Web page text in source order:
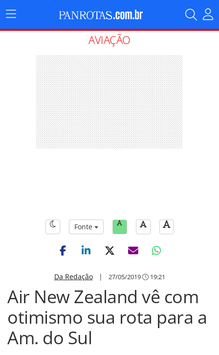
Menu
Principal
AVIAÇÃO
Fonte
Da Redação| 27/05/2019 19:21
Air New Zealand vê com
otimismo sua rota para a
Am. do Sul